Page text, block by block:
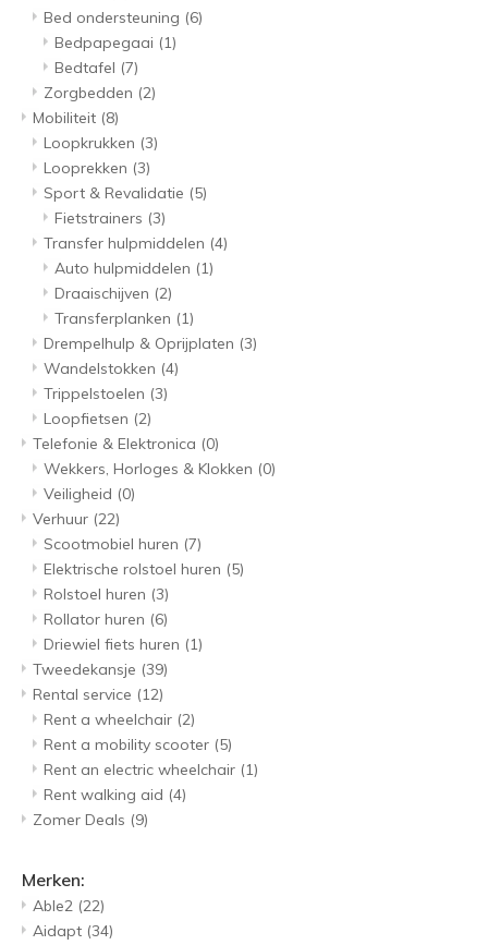
Bed ondersteuning (6)
Bedpapegaai (1)
Bedtafel (7)
Zorgbedden (2)
Mobiliteit (8)
Loopkrukken (3)
Looprekken (3)
Sport & Revalidatie (5)
Fietstrainers (3)
Transfer hulpmiddelen (4)
Auto hulpmiddelen (1)
Draaischijven (2)
Transferplanken (1)
Drempelhulp & Oprijplaten (3)
Wandelstokken (4)
Trippelstoelen (3)
Loopfietsen (2)
Telefonie & Elektronica (0)
Wekkers, Horloges & Klokken (0)
Veiligheid (0)
Verhuur (22)
Scootmobiel huren (7)
Elektrische rolstoel huren (5)
Rolstoel huren (3)
Rollator huren (6)
Driewiel fiets huren (1)
Tweedekansje (39)
Rental service (12)
Rent a wheelchair (2)
Rent a mobility scooter (5)
Rent an electric wheelchair (1)
Rent walking aid (4)
Zomer Deals (9)
Merken:
Able2 (22)
Aidapt (34)